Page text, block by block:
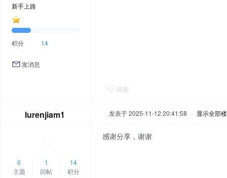
新手上路
积分 14
发消息
回复
lurenjiam1
0
主题
1
回帖
14
积分
发表于 2025-11-12 20:41:58 显示全部
感谢分享，谢谢